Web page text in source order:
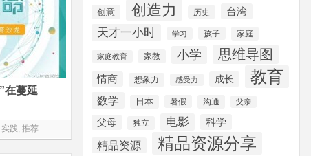
创意 创造力 历史 台湾
天才一小时 学习 孩子 家庭
家庭教育 家教 小学 思维导图
情商 想象力 感受力 成长 教育
数学 日本 暑假 沟通 父亲
父母 独立 电影
科学
精品资源
精品资源分享
在蔓延
实践, 推荐